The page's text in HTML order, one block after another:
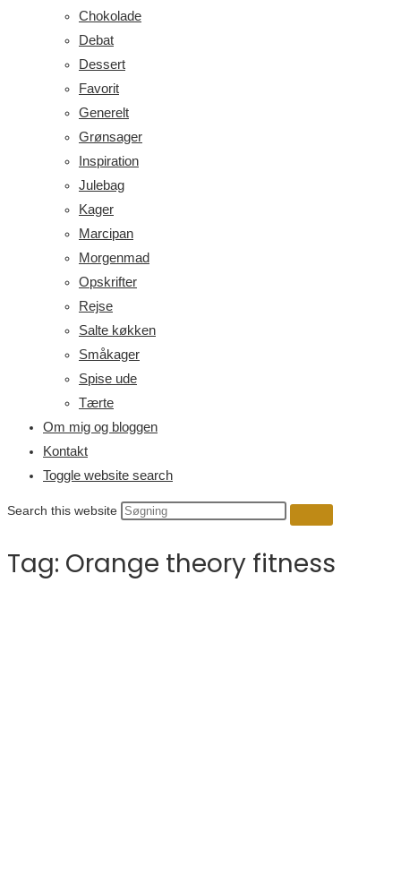
Chokolade
Debat
Dessert
Favorit
Generelt
Grønsager
Inspiration
Julebag
Kager
Marcipan
Morgenmad
Opskrifter
Rejse
Salte køkken
Småkager
Spise ude
Tærte
Om mig og bloggen
Kontakt
Toggle website search
Search this website
Tag: Orange theory fitness